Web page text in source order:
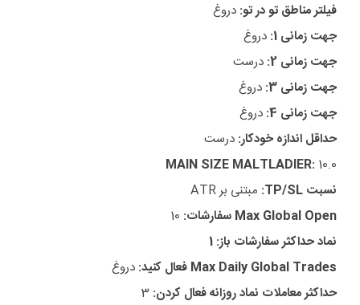
فیلتر مناطق تو در تو: دروغ
جهت زمانی 1: دروغ
جهت زمانی 2:
درست
جهت زمانی 3:
دروغ
جهت زمانی 4:
دروغ
حداقل اندازه خودکار: درست
MAIN SIZE MALTLADIER: 10.0
نسبت TP/SL:
مبتنی بر ATR
Max Global Open سفارشات:
نماد حداکثر سفارشات باز: 1
Max Daily Global Trades فعال کنید:
دروغ
حداکثر معاملات نماد روزانه فعال کردن: